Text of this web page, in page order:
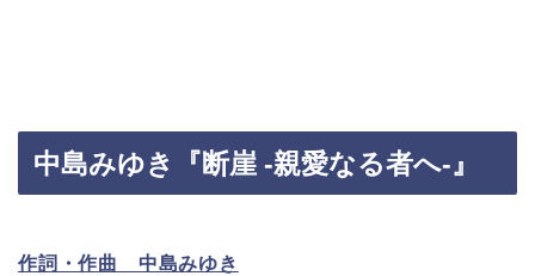
中島みゆき『断崖 -親愛なる者へ-』
作詞・作曲 中島みゆき